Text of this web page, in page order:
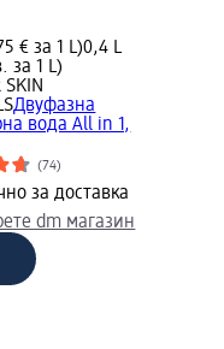
€ за 1 L)0,4 L
за 1 L)
SKIN
Двуфазна
вода All in 1,
(74)
за доставка
dm магазин